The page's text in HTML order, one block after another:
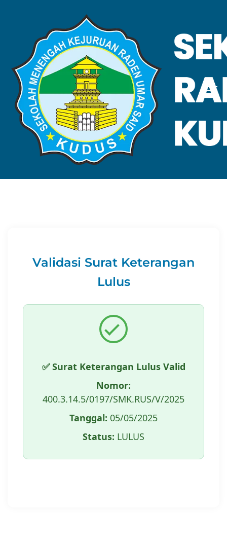
VALIDASI SKL
Validasi SKL
Validasi Surat Keterangan
Lulus
✅ Surat Keterangan Lulus Valid
Nomor:
400.3.14.5/0197/SMK.RUS/V/2025
Tanggal: 05/05/2025
Status: LULUS